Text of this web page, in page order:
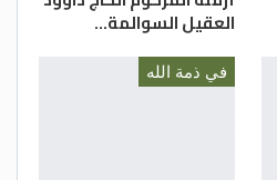
العقيل السوالمة…
في ذمة الله